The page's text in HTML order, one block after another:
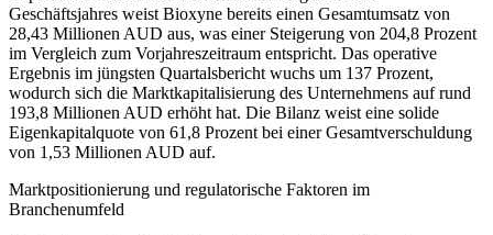
Geschäftsjahres weist Bioxyne bereits einen Gesamtumsatz von
28,43 Millionen AUD aus, was einer Steigerung von 204,8 Prozent
im Vergleich zum Vorjahreszeitraum entspricht. Das operative
Ergebnis im jüngsten Quartalsbericht wuchs um 137 Prozent,
wodurch sich die Marktkapitalisierung des Unternehmens auf rund
193,8 Millionen AUD erhöht hat. Die Bilanz weist eine solide
Eigenkapitalquote von 61,8 Prozent bei einer Gesamtverschuldung
von 1,53 Millionen AUD auf.
Marktpositionierung und regulatorische Faktoren im
Branchenumfeld